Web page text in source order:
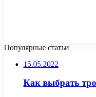
Популярные статьи
15.05.2022
Как выбрать